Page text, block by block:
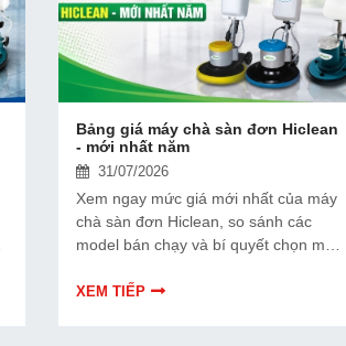
Bảng giá máy chà sàn đơn Hiclean
- mới nhất năm
31/07/2026
Xem ngay mức giá mới nhất của máy
chà sàn đơn Hiclean, so sánh các
model bán chạy và bí quyết chọn mua
XEM TIẾP